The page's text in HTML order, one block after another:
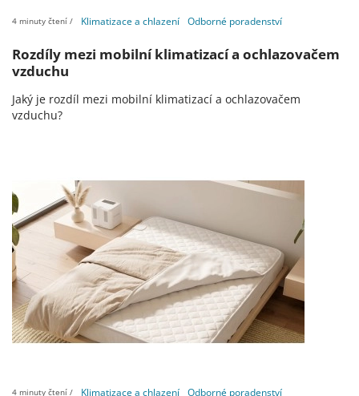
4 minuty čtení / Klimatizace a chlazení Odborné poradenství
Rozdíly mezi mobilní klimatizací a ochlazovačem
vzduchu
Jaký je rozdíl mezi mobilní klimatizací a ochlazovačem
vzduchu?
4 minuty čtení / Klimatizace a chlazení Odborné poradenství